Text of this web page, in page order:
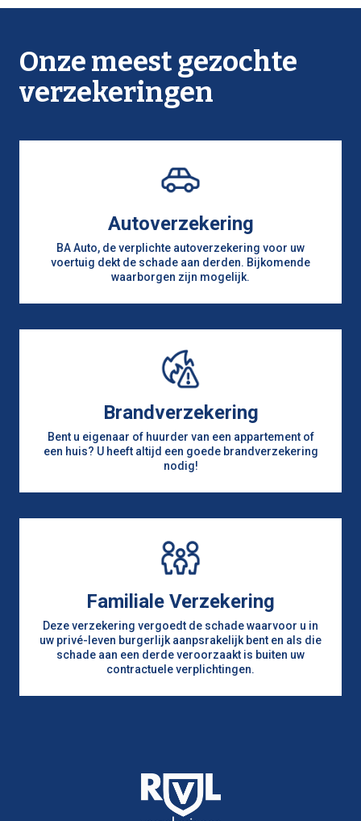
maandelijks, driemaandelijks of zesmaandelijks te
betalen, waarbij de betalingen nog meer gespreid
worden, maar waarbij wel fractioneringskosten
Onze meest gezochte
verzekeringen
Autoverzekering
BA Auto, de verplichte autoverzekering voor uw
voertuig dekt de schade aan derden. Bijkomende
waarborgen zijn mogelijk.
Brandverzekering
Bent u eigenaar of huurder van een appartement of
een huis? U heeft altijd een goede brandverzekering
nodig!
Familiale Verzekering
Deze verzekering vergoedt de schade waarvoor u in
uw privé-leven burgerlijk aanpsrakelijk bent en als die
schade aan een derde veroorzaakt is buiten uw
contractuele verplichtingen.